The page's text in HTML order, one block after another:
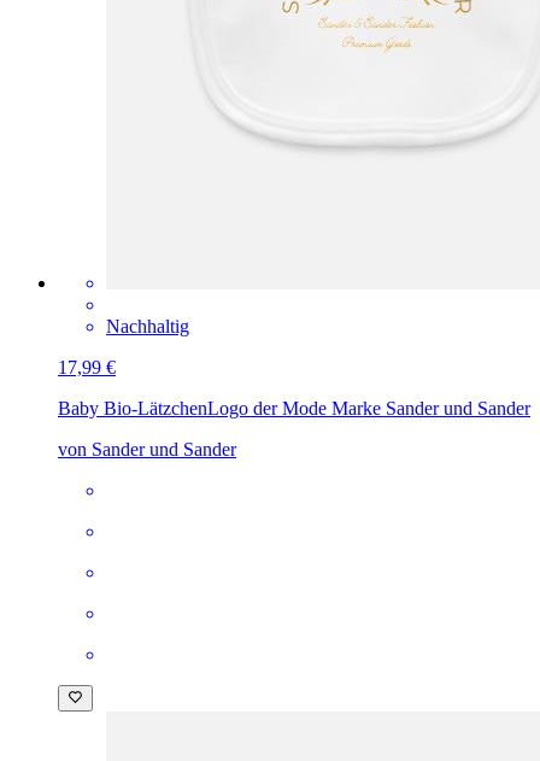
Nachhaltig
17,99 €
Baby Bio-LätzchenLogo der Mode Marke Sander und Sander
von Sander und Sander